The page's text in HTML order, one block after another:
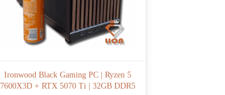
Ironwood Black Gaming PC | Ryzen 5
7600X3D + RTX 5070 Ti | 32GB DDR5